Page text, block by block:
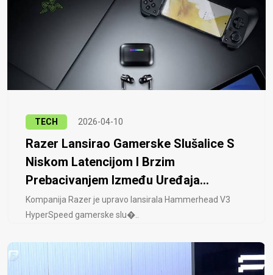
TECH 2026-04-10
Razer Lansirao Gamerske Slušalice S
Niskom Latencijom I Brzim
Prebacivanjem Između Uređaja...
Kompanija Razer je upravo lansirala Hammerhead V3
HyperSpeed ​​gamerske slu�..